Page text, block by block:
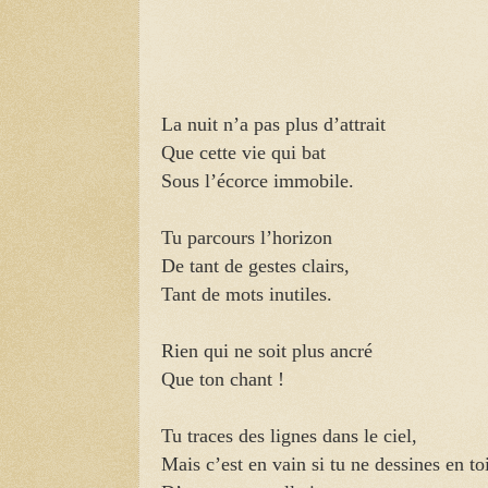
La nuit n’a pas plus d’attrait
Que cette vie qui bat
Sous l’écorce immobile.
Tu parcours l’horizon
De tant de gestes clairs,
Tant de mots inutiles.
Rien qui ne soit plus ancré
Que ton chant !
Tu traces des lignes dans le ciel,
Mais c’est en vain si tu ne dessines en